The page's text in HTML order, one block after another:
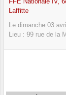
Laffitte
Le dimanche 03 avril
Lieu : 99 rue de la